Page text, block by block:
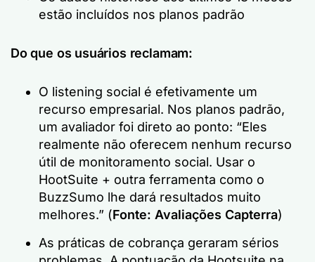
estão incluídos nos planos padrão
Do que os usuários reclamam:
O listening social é efetivamente um
recurso empresarial. Nos planos padrão,
um avaliador foi direto ao ponto: “Eles
realmente não oferecem nenhum recurso
útil de monitoramento social. Usar o
HootSuite + outra ferramenta como o
BuzzSumo lhe dará resultados muito
melhores.” (Fonte: Avaliações Capterra)
As práticas de cobrança geraram sérios